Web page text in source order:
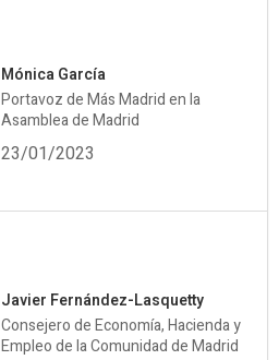
Mónica García
Portavoz de Más Madrid en la
Asamblea de Madrid
23/01/2023
Javier Fernández-Lasquetty
Consejero de Economía, Hacienda y
Empleo de la Comunidad de Madrid